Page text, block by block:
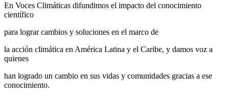
En Voces Climáticas difundimos el impacto del conocimiento
científico
para lograr cambios y soluciones en el marco de
la acción climática en América Latina y el Caribe, y damos voz a
quienes
han logrado un cambio en sus vidas y comunidades gracias a ese
conocimiento.